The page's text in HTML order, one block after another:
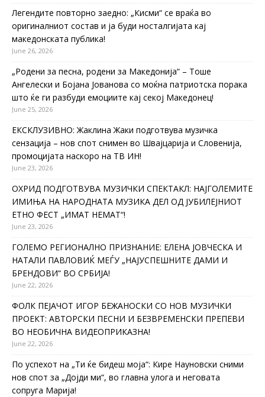
Легендите повторно заедно: „Кисми“ се враќа во
оригиналниот состав и ја буди носталгијата кај
македонската публика!
June 26, 2026
„Родени за песна, родени за Македонија“ – Тоше
Ангелески и Бојана Јованова со моќна патриотска порака
што ќе ги разбуди емоциите кај секој Македонец!
June 25, 2026
ЕКСКЛУЗИВНО: Жаклина Жаки подготвува музичка
сензација – нов спот снимен во Швајцарија и Словенија,
промоцијата наскоро на ТВ ИН!
June 23, 2026
ОХРИД ПОДГОТВУВА МУЗИЧКИ СПЕКТАКЛ: НАЈГОЛЕМИТЕ
ИМИЊА НА НАРОДНАТА МУЗИКА ДЕЛ ОД ЈУБИЛЕЈНИОТ
ЕТНО ФЕСТ „ИМАТ НЕМАТ“!
June 23, 2026
ГОЛЕМО РЕГИОНАЛНО ПРИЗНАНИЕ: ЕЛЕНА ЈОВЧЕСКА И
НАТАЛИ ПАВЛОВИЌ МЕЃУ „НАЈУСПЕШНИТЕ ДАМИ И
БРЕНДОВИ“ ВО СРБИЈА!
June 22, 2026
ФОЛК ПЕЈАЧОТ ИГОР БЕЖАНОСКИ СО НОВ МУЗИЧКИ
ПРОЕКТ: АВТОРСКИ ПЕСНИ И БЕЗВРЕМЕНСКИ ПРЕПЕВИ
ВО НЕОБИЧНА ВИДЕОПРИКАЗНА!
June 22, 2026
По успехот на „Ти ќе бидеш моја“: Кире Науновски сними
нов спот за „Дојди ми“, во главна улога и неговата
сопруга Марија!